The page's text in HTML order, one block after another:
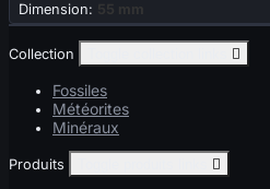
Dimension: 55 mm
Collection 
Fossiles
Météorites
Minéraux
Produits 